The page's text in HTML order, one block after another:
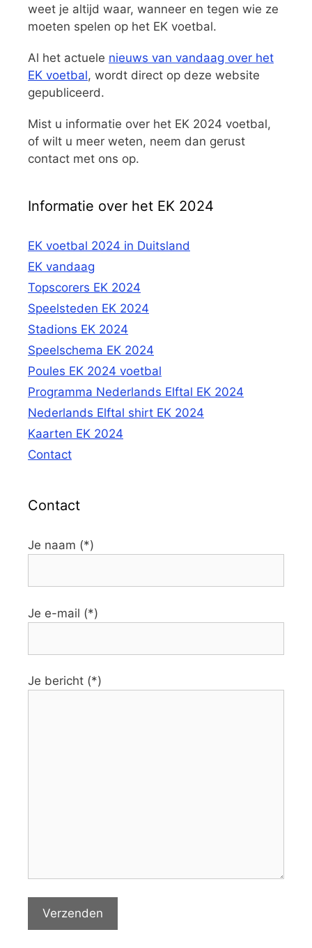
weet je altijd waar, wanneer en tegen wie ze
moeten spelen op het EK voetbal.
Al het actuele nieuws van vandaag over het
EK voetbal, wordt direct op deze website
gepubliceerd.
Mist u informatie over het EK 2024 voetbal,
of wilt u meer weten, neem dan gerust
contact met ons op.
Informatie over het EK 2024
EK voetbal 2024 in Duitsland
EK vandaag
Topscorers EK 2024
Speelsteden EK 2024
Stadions EK 2024
Speelschema EK 2024
Poules EK 2024 voetbal
Programma Nederlands Elftal EK 2024
Nederlands Elftal shirt EK 2024
Kaarten EK 2024
Contact
Contact
Je naam (*)
Je e-mail (*)
Je bericht (*)